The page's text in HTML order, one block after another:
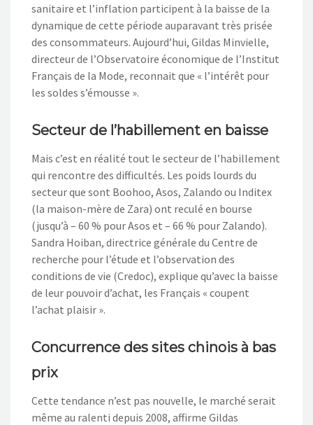
sanitaire et l’inflation participent à la baisse de la
dynamique de cette période auparavant très prisée
des consommateurs. Aujourd’hui, Gildas Minvielle,
directeur de l’Observatoire économique de l’Institut
Français de la Mode, reconnait que « l’intérêt pour
les soldes s’émousse ».
Secteur de l’habillement en baisse
Mais c’est en réalité tout le secteur de l’habillement
qui rencontre des difficultés. Les poids lourds du
secteur que sont Boohoo, Asos, Zalando ou Inditex
(la maison-mère de Zara) ont reculé en bourse
(jusqu’à – 60 % pour Asos et – 66 % pour Zalando).
Sandra Hoiban, directrice générale du Centre de
recherche pour l’étude et l’observation des
conditions de vie (Credoc), explique qu’avec la baisse
de leur pouvoir d’achat, les Français « coupent
l’achat plaisir ».
Concurrence des sites chinois à bas
prix
Cette tendance n’est pas nouvelle, le marché serait
même au ralenti depuis 2008, affirme Gildas